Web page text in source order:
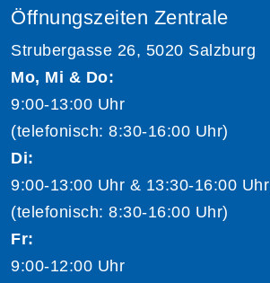
Öffnungszeiten Zentrale
Strubergasse 26, 5020 Salzburg
Mo, Mi & Do:
9:00-13:00 Uhr
(telefonisch: 8:30-16:00 Uhr)
Di:
9:00-13:00 Uhr & 13:30-16:00 Uhr
(telefonisch: 8:30-16:00 Uhr)
Fr:
9:00-12:00 Uhr